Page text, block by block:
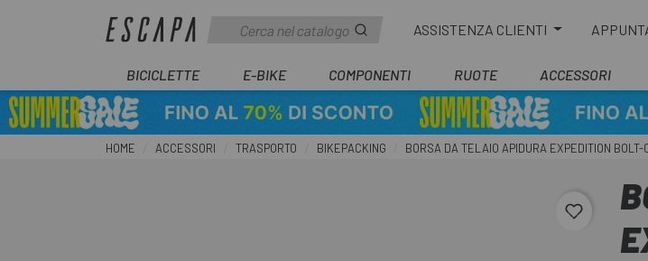
ASSISTENZA CLIENTI
BICICLETTE E-BIKE COMPONENTI RUOTE ACCESSORI
HOME ACCESSORI TRASPORTO BIKEPACKING BORSA DA TELAIO APIDURA EXPEDITION BOLT-